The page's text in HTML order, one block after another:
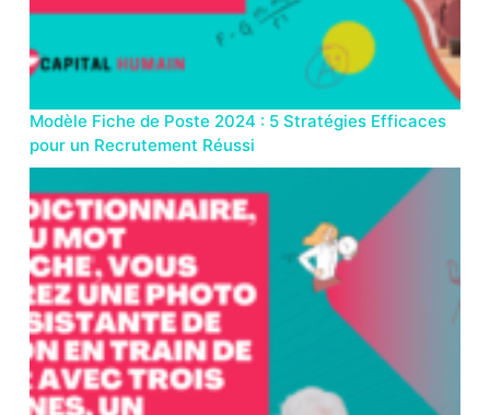
Modèle Fiche de Poste 2024 : 5 Stratégies Efficaces
pour un Recrutement Réussi